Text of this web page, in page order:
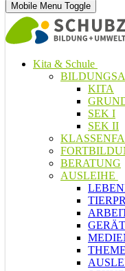
Mobile Menu Toggle
Kita & Schule
KITA
SEK I
SEK II
BERATUNG
AUSLEIHE